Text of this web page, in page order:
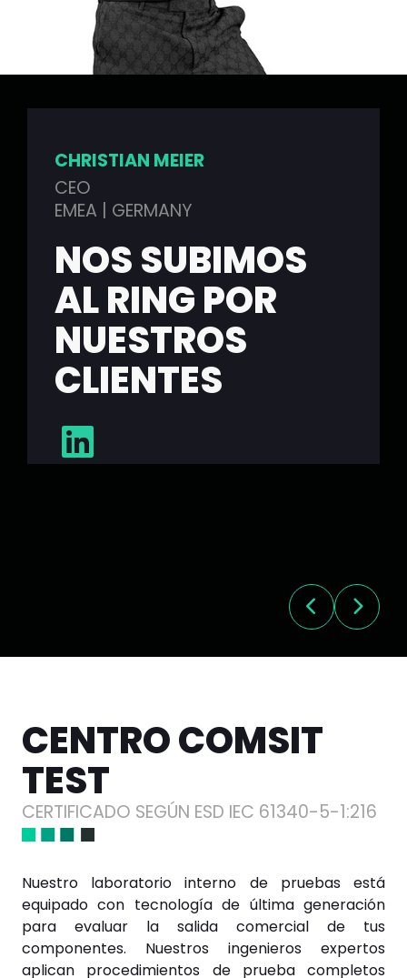
CHRISTIAN MEIER
CEO
EMEA | GERMANY
NOS SUBIMOS
AL RING POR
NUESTROS
CLIENTES
CENTRO COMSIT
TEST
CERTIFICADO SEGÚN ESD IEC 61340-5-1:216
Nuestro laboratorio interno de pruebas está
equipado con tecnología de última generación
para evaluar la salida comercial de tus
componentes. Nuestros ingenieros expertos
aplican procedimientos de prueba completos